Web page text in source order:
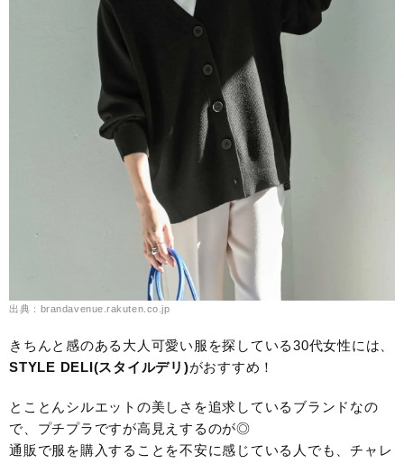
出典：brandavenue.rakuten.co.jp
きちんと感のある大人可愛い服を探している30代女性には、
STYLE DELI(スタイルデリ)がおすすめ！
とことんシルエットの美しさを追求しているブランドなの
で、プチプラですが高見えするのが◎
通販で服を購入することを不安に感じている人でも、チャレ